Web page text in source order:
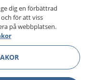
dig en förbättrad
för att viss
på webbplatsen.